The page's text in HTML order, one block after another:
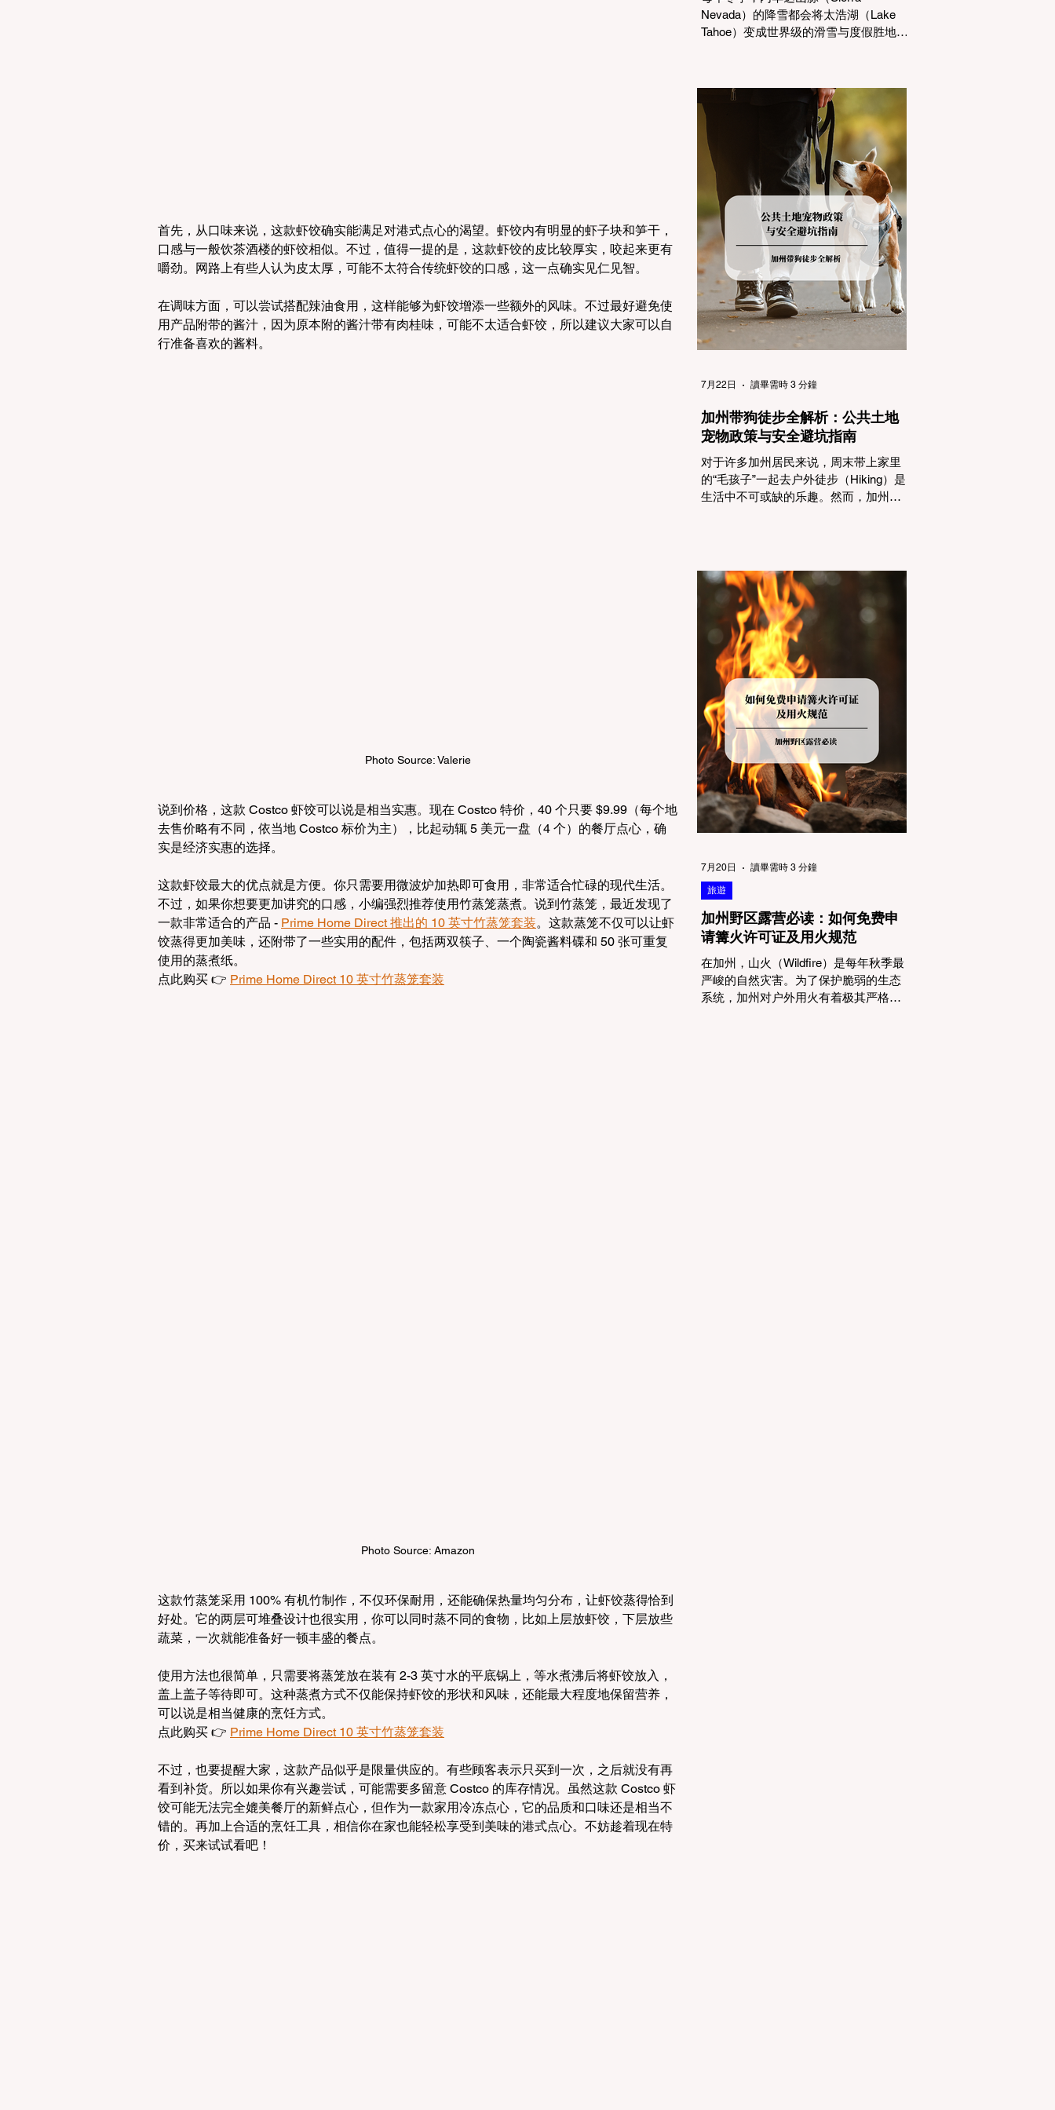
首先，从口味来说，这款虾饺确实能满足对港式点心的渴望。虾饺内有明显的虾子块和笋干，
口感与一般饮茶酒楼的虾饺相似。不过，值得一提的是，这款虾饺的皮比较厚实，咬起来更有
嚼劲。网路上有些人认为皮太厚，可能不太符合传统虾饺的口感，这一点确实见仁见智。
在调味方面，可以尝试搭配辣油食用，这样能够为虾饺增添一些额外的风味。不过最好避免使
用产品附带的酱汁，因为原本附的酱汁带有肉桂味，可能不太适合虾饺，所以建议大家可以自
行准备喜欢的酱料。
Photo Source: Valerie
说到价格，这款 Costco 虾饺可以说是相当实惠。现在 Costco 特价，40 个只要 $9.99（每个地
去售价略有不同，依当地 Costco 标价为主），比起动辄 5 美元一盘（4 个）的餐厅点心，确
实是经济实惠的选择。
这款虾饺最大的优点就是方便。你只需要用微波炉加热即可食用，非常适合忙碌的现代生活。
不过，如果你想要更加讲究的口感，小编强烈推荐使用竹蒸笼蒸煮。说到竹蒸笼，最近发现了
一款非常适合的产品 - Prime Home Direct 推出的 10 英寸竹蒸笼套装。这款蒸笼不仅可以让虾
饺蒸得更加美味，还附带了一些实用的配件，包括两双筷子、一个陶瓷酱料碟和 50 张可重复
使用的蒸煮纸。
点此购买 👉 Prime Home Direct 10 英寸竹蒸笼套装
Photo Source: Amazon
这款竹蒸笼采用 100% 有机竹制作，不仅环保耐用，还能确保热量均匀分布，让虾饺蒸得恰到
好处。它的两层可堆叠设计也很实用，你可以同时蒸不同的食物，比如上层放虾饺，下层放些
蔬菜，一次就能准备好一顿丰盛的餐点。
使用方法也很简单，只需要将蒸笼放在装有 2-3 英寸水的平底锅上，等水煮沸后将虾饺放入，
盖上盖子等待即可。这种蒸煮方式不仅能保持虾饺的形状和风味，还能最大程度地保留营养，
可以说是相当健康的烹饪方式。
点此购买 👉 Prime Home Direct 10 英寸竹蒸笼套装
不过，也要提醒大家，这款产品似乎是限量供应的。有些顾客表示只买到一次，之后就没有再
看到补货。所以如果你有兴趣尝试，可能需要多留意 Costco 的库存情况。虽然这款 Costco 虾
饺可能无法完全媲美餐厅的新鲜点心，但作为一款家用冷冻点心，它的品质和口味还是相当不
错的。再加上合适的烹饪工具，相信你在家也能轻松享受到美味的港式点心。不妨趁着现在特
价，买来试试看吧！
Nevada）的降雪都会将太浩湖（Lake
Tahoe）变成世界级的滑雪与度假胜地。
交通局 (Caltrans) 严格的防滑链管制
(Chain Controls)。 不了解这些规定，不
仅可能面临高额罚单或被公路巡警
（CHP）劝返，更可能在冰雪路面上引
发严重的安全事故。本文将为您系统解
析加州的防滑链政策，帮助您明确自己
的车型在不同路况下的具体要求，并为
出行做好充足准备。 一、 核心概念：看
懂加州 R1, R2, R3 管制级别 当恶劣天气
来袭，加州交通局会在公路上启动防滑
链管制，并通过电子路牌指示当前的管
制级别。加州采用三个递进的级别（R1
至R3）来规范通行车辆： R1 管制
(Requirement 1) 规定内容： 所有车辆必
须安装防滑链。 豁免条件： 乘用车
（Light Trucks）只要配备了雪地轮胎
加州带狗徒步全解析：公共土地
宠物政策与安全避坑指南
对于许多加州居民来说，周末带上家里
的“毛孩子”一起去户外徒步（Hiking）是
生活中不可或缺的乐趣。然而，加州拥
到了步道口才绝望地看到一块大大的
"No Dogs on Trail"（步道严禁犬只） 的
指示牌，这无疑会彻底毁掉整个周末。
为了避免“带狗碰壁”，您必须在出发前清
楚地了解不同公共土地系统对宠物政
策，掌握实用的路线筛选工具，并警惕
加州特有的野外环境隐患。 一、 破除宠
物政策管辖权迷雾：狗狗到底能去哪
里？ 加州的户外区域由不同的政府机构
管理，其核心保护目标决定了宠物政策
的严格程度。我们可以将其视为一条“从
严到宽”的鄙视链： 1. 极其严格：国家公
园 (National Parks) & 州立公园 (State
Parks) 政策基调： 优先保护原始生态与
野生动物。 实际规定： 在优胜美地、红
草甸
7月22日 讀畢需時 3 分鐘
加州野区露营必读：如何免费申
请篝火许可证及用火规范
在加州，山火（Wildfire）是每年秋季最
严峻的自然灾害。为了保护脆弱的生态
系统，加州对户外用火有着极其严格的
旅遊
7月20日 讀畢需時 3 分鐘